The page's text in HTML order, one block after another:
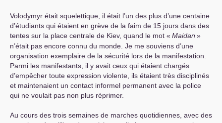
Volodymyr était squelettique, il était l’un des plus d’une centaine
d’étudiants qui étaient en grève de la faim de 15 jours dans des
tentes sur la place centrale de Kiev, quand le mot « Maidan »
n’était pas encore connu du monde. Je me souviens d’une
organisation exemplaire de la sécurité lors de la manifestation.
Parmi les manifestants, il y avait ceux qui étaient chargés
d’empêcher toute expression violente, ils étaient très disciplinés
et maintenaient un contact informel permanent avec la police
qui ne voulait pas non plus réprimer.
Au cours des trois semaines de marches quotidiennes, avec des